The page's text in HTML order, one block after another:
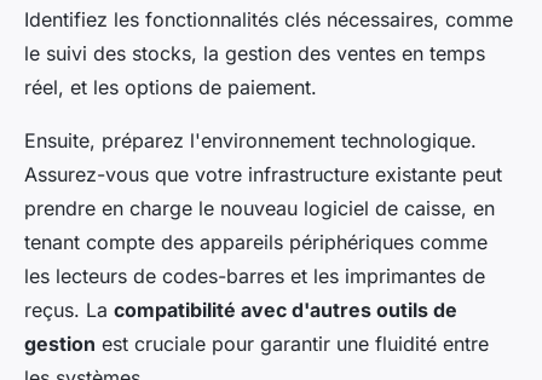
Identifiez les fonctionnalités clés nécessaires, comme
le suivi des stocks, la gestion des ventes en temps
réel, et les options de paiement.
Ensuite, préparez l'environnement technologique.
Assurez-vous que votre infrastructure existante peut
prendre en charge le nouveau logiciel de caisse, en
tenant compte des appareils périphériques comme
les lecteurs de codes-barres et les imprimantes de
reçus. La compatibilité avec d'autres outils de
gestion est cruciale pour garantir une fluidité entre